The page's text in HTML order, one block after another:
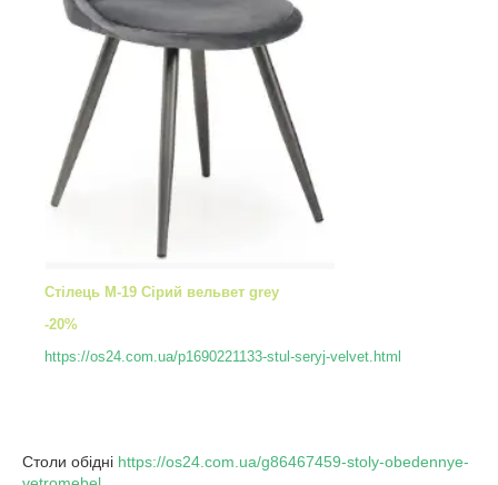
Стілець M-19 Сірий вельвет grey
-20%
https://os24.com.ua/p1690221133-stul-seryj-velvet.html
Столи обідні https://os24.com.ua/g86467459-stoly-obedennye-